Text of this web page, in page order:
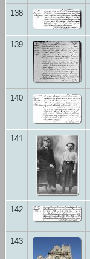
138
139
140
141
142
143